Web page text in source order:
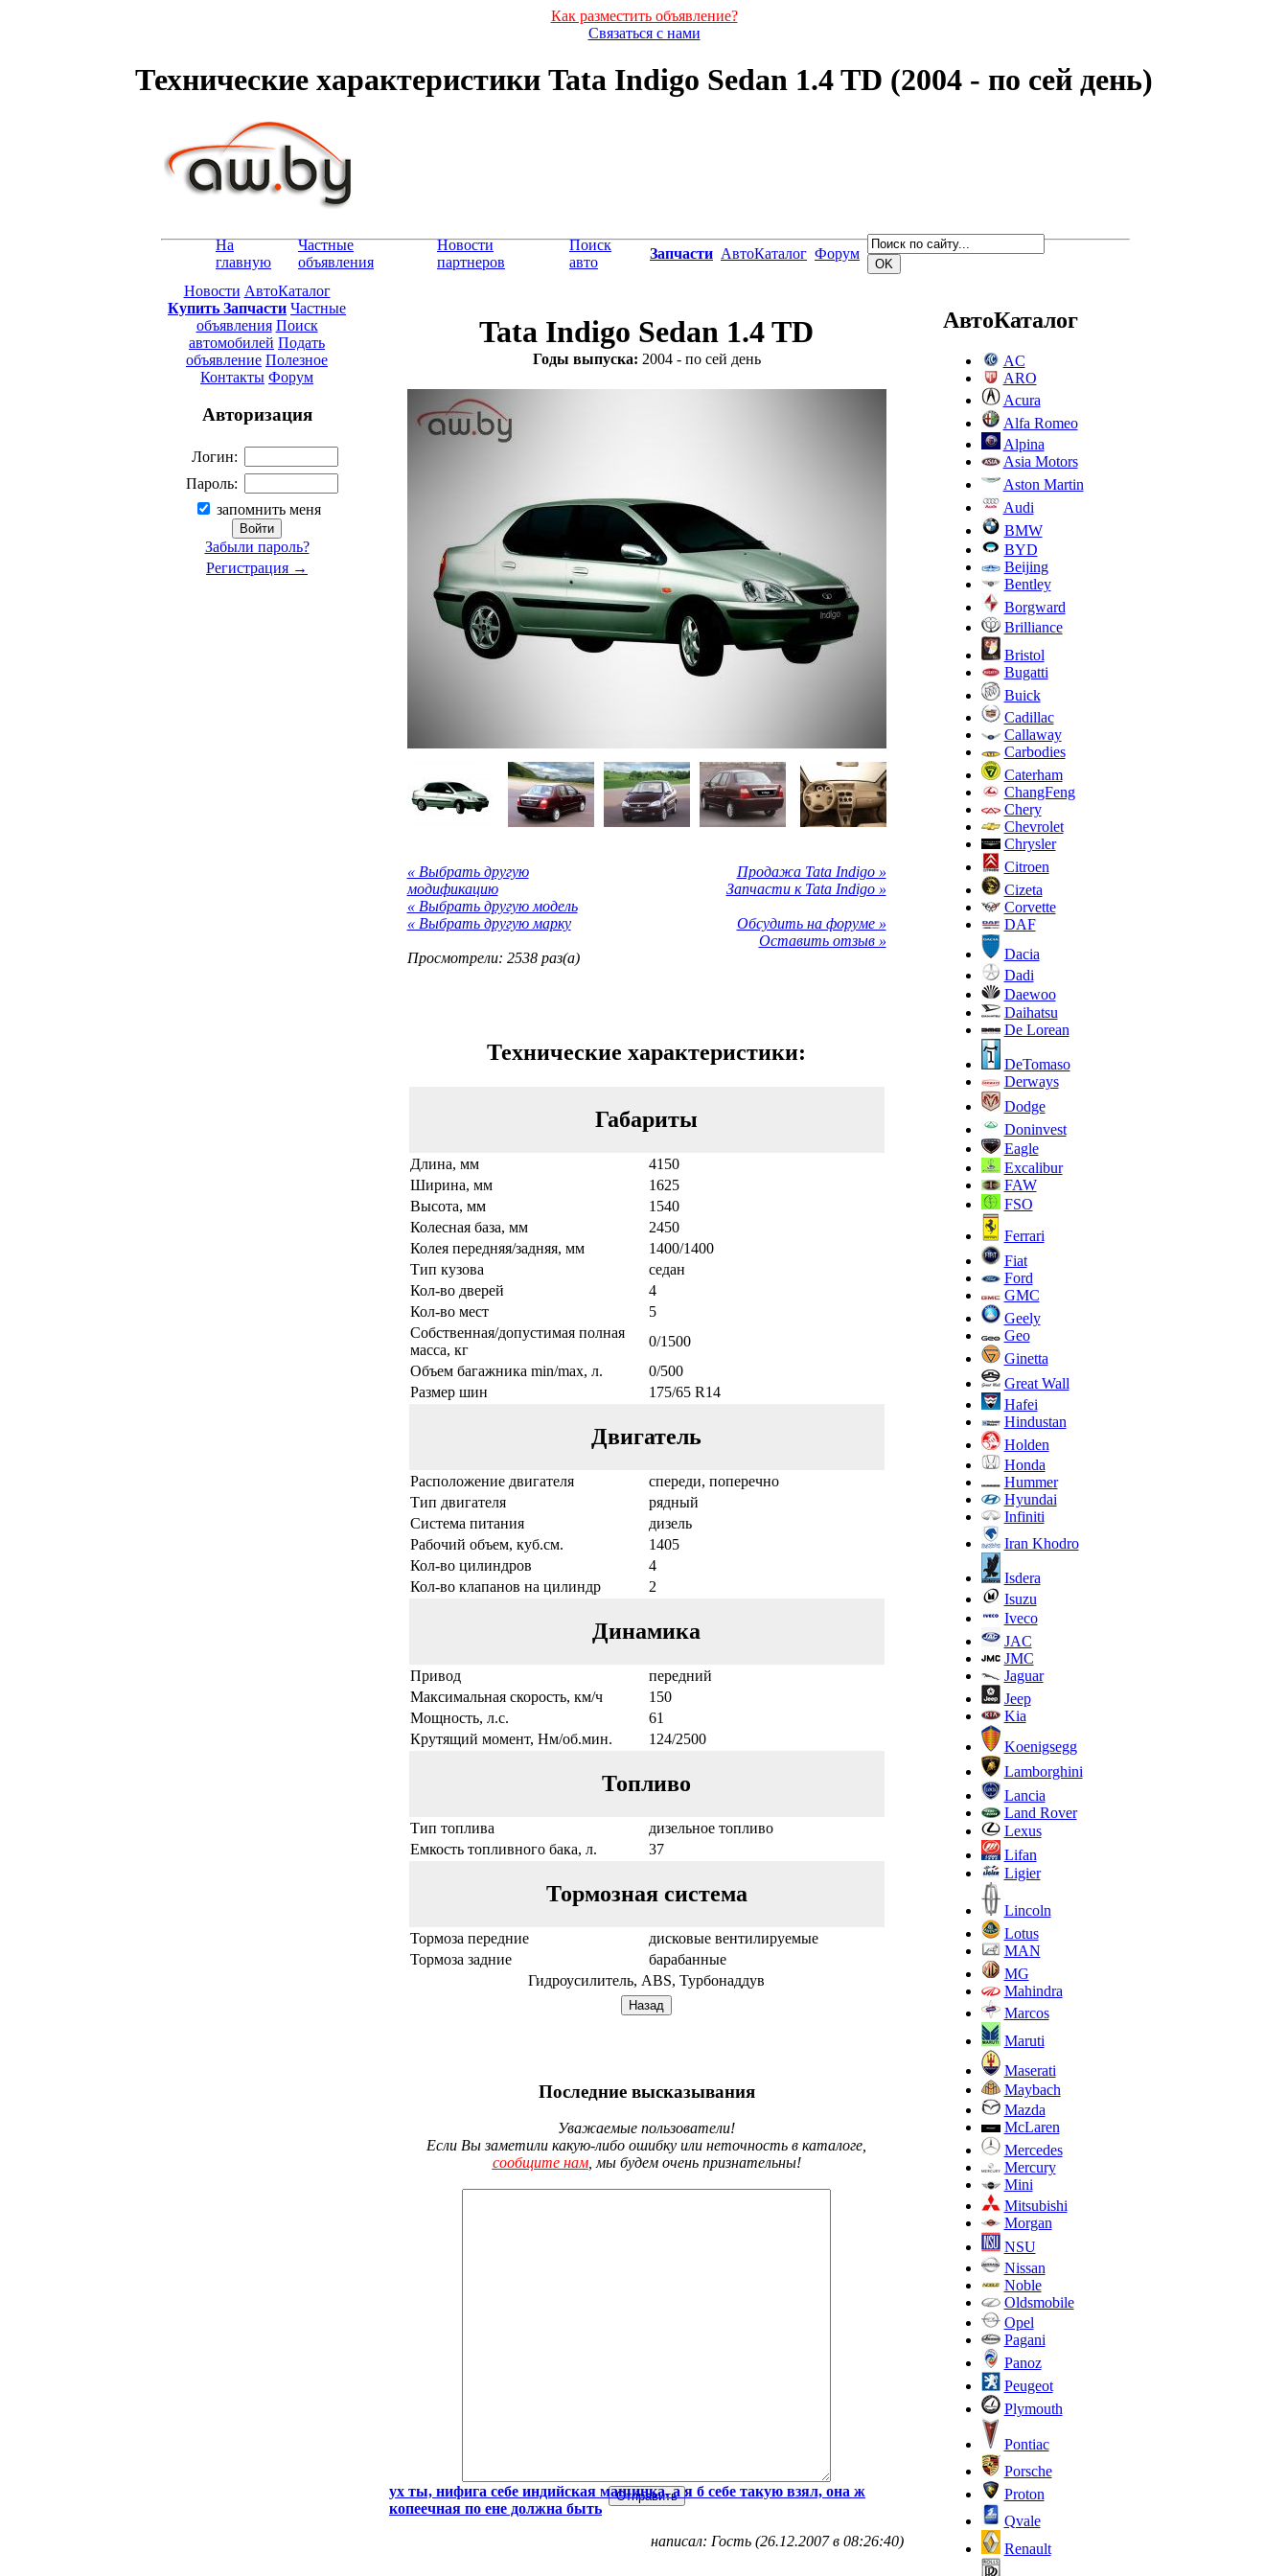
Как разместить объявление?
Связаться с нами
Технические характеристики Tata Indigo Sedan 1.4 TD (2004 - по сей день)
На
главную
Частные
объявления
Новости
партнеров
Поиск
авто
Запчасти АвтоКаталог Форум
Новости АвтоКаталог
Купить Запчасти Частные
объявления Поиск
автомобилей Подать
объявление Полезное
Контакты Форум
Авторизация
Логин:
Пароль:
запомнить меня
Забыли пароль?
Регистрация →
Tata Indigo Sedan 1.4 TD
Годы выпуска: 2004 - по сей день
« Выбрать другую
модификацию
« Выбрать другую модель
« Выбрать другую марку
Просмотрели: 2538 раз(а)
Продажа Tata Indigo »
Запчасти к Tata Indigo »
Обсудить на форуме »
Оставить отзыв »
Технические характеристики:
Габариты
Длина, мм
4150
Ширина, мм
1625
Высота, мм
1540
Колесная база, мм
2450
Колея передняя/задняя, мм
1400/1400
Тип кузова
седан
Кол-во дверей
4
Кол-во мест
5
Собственная/допустимая полная
масса, кг
0/1500
Объем багажника min/max, л.
0/500
Размер шин
175/65 R14
Двигатель
Расположение двигателя
спереди, поперечно
Тип двигателя
рядный
Система питания
дизель
Рабочий объем, куб.см.
1405
Кол-во цилиндров
4
Кол-во клапанов на цилиндр
2
Динамика
Привод
передний
Максимальная скорость, км/ч
150
Мощность, л.с.
61
Крутящий момент, Нм/об.мин.
124/2500
Топливо
Тип топлива
дизельное топливо
Емкость топливного бака, л.
37
Тормозная система
Тормоза передние
дисковые вентилируемые
Тормоза задние
барабанные
Гидроусилитель, ABS, Турбонаддув
Последние высказывания
Уважаемые пользователи!
Если Вы заметили какую-либо ошибку или неточность в каталоге,
сообщите нам, мы будем очень признательны!
ух ты, нифига себе индийская машинка, а я б себе такую взял, она ж
копеечная по ене должна быть
написал: Гость (26.12.2007 в 08:26:40)
АвтоКаталог
AC
ARO
Acura
Alfa Romeo
Alpina
Asia Motors
Aston Martin
Audi
BMW
BYD
Beijing
Bentley
Borgward
Brilliance
Bristol
Bugatti
Buick
Cadillac
Callaway
Carbodies
Caterham
ChangFeng
Chery
Chevrolet
Chrysler
Citroen
Cizeta
Corvette
DAF
Dacia
Dadi
Daewoo
Daihatsu
De Lorean
DeTomaso
Derways
Dodge
Doninvest
Eagle
Excalibur
FAW
FSO
Ferrari
Fiat
Ford
GMC
Geely
Geo
Ginetta
Great Wall
Hafei
Hindustan
Holden
Honda
Hummer
Hyundai
Infiniti
Iran Khodro
Isdera
Isuzu
Iveco
JAC
JMC
Jaguar
Jeep
Kia
Koenigsegg
Lamborghini
Lancia
Land Rover
Lexus
Lifan
Ligier
Lincoln
Lotus
MAN
MG
Mahindra
Marcos
Maruti
Maserati
Maybach
Mazda
McLaren
Mercedes
Mercury
Mini
Mitsubishi
Morgan
NSU
Nissan
Noble
Oldsmobile
Opel
Pagani
Panoz
Peugeot
Plymouth
Pontiac
Porsche
Proton
Qvale
Renault